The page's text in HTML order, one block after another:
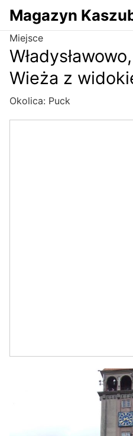
Przejdź do serwisu
Magazyn
Miejsce
Wieża z
Okolica: Puck